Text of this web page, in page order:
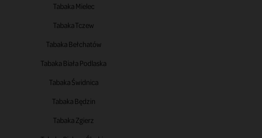
Tabaka Mielec
Tabaka Tczew
Tabaka Bełchatów
Tabaka Biała Podlaska
Tabaka Świdnica
Tabaka Będzin
Tabaka Zgierz